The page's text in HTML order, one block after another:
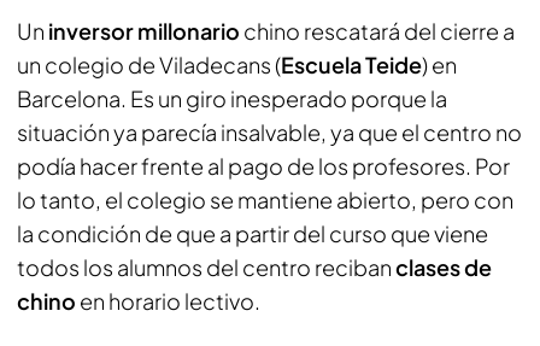
Un inversor millonario chino rescatará del cierre a
un colegio de Viladecans (Escuela Teide) en
Barcelona. Es un giro inesperado porque la
situación ya parecía insalvable, ya que el centro no
podía hacer frente al pago de los profesores. Por
lo tanto, el colegio se mantiene abierto, pero con
la condición de que a partir del curso que viene
todos los alumnos del centro recibanclases de
chino en horario lectivo.